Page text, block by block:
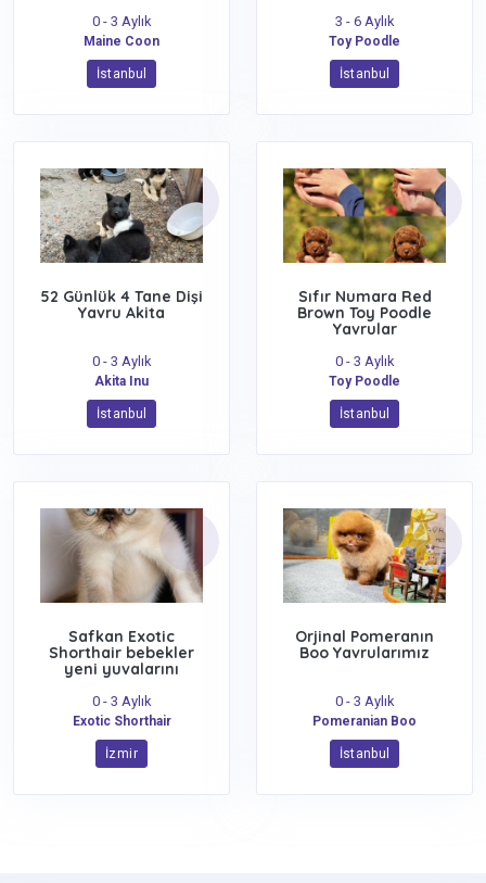
0 - 3 Aylık
Maine Coon
İstanbul
3 - 6 Aylık
Toy Poodle
İstanbul
52 Günlük 4 Tane Dişi
Yavru Akita
0 - 3 Aylık
Akita Inu
İstanbul
Sıfır Numara Red
Brown Toy Poodle
Yavrular
0 - 3 Aylık
Toy Poodle
İstanbul
Safkan Exotic
Shorthair bebekler
yeni yuvalarını
0 - 3 Aylık
Exotic Shorthair
İzmir
Orjinal Pomeranın
Boo Yavrularımız
0 - 3 Aylık
Pomeranian Boo
İstanbul